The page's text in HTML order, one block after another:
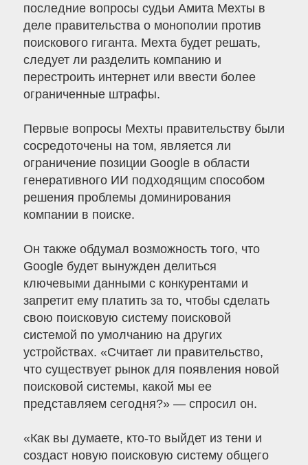
последние вопросы судьи Амита Мехты в
деле правительства о монополии против
поискового гиганта. Мехта будет решать,
следует ли разделить компанию и
перестроить интернет или ввести более
ограниченные штрафы.
Первые вопросы Мехты правительству были
сосредоточены на том, является ли
ограничение позиции Google в области
генеративного ИИ подходящим способом
решения проблемы доминирования
компании в поиске.
Он также обдумал возможность того, что
Google будет вынужден делиться
ключевыми данными с конкурентами и
запретит ему платить за то, чтобы сделать
свою поисковую систему поисковой
системой по умолчанию на других
устройствах. «Считает ли правительство,
что существует рынок для появления новой
поисковой системы, какой мы ее
представляем сегодня?» — спросил он.
«Как вы думаете, кто-то выйдет из тени и
создаст новую поисковую систему общего